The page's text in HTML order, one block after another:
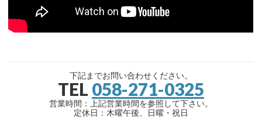
下記までお問い合わせください。
TEL 058-271-0325
営業時間：上記営業時間を参照して下さい。
定休日：木曜午後、日曜・祝日